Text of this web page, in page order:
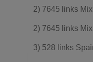
2) 7645 links
2) 7645 links
3) 528 links